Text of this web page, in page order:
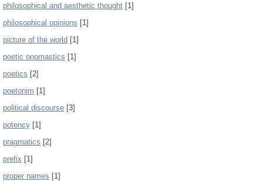
philosophical and aesthetic thought [1]
philosophical opinions [1]
picture of the world [1]
poetic onomastics [1]
poetics [2]
poetonim [1]
political discourse [3]
potency [1]
pragmatics [2]
prefix [1]
proper names [1]